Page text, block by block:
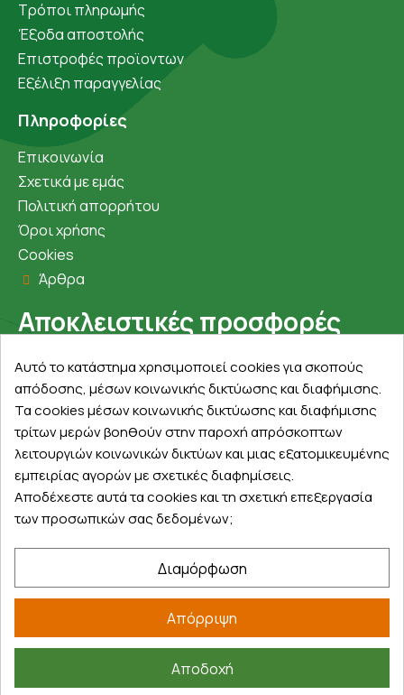
Τρόποι πληρωμής
Έξοδα αποστολής
Επιστροφές προϊοντων
Εξέλιξη παραγγελίας
Πληροφορίες
Επικοινωνία
Σχετικά με εμάς
Πολιτική απορρήτου
Όροι χρήσης
Cookies
Άρθρα
Αποκλειστικές προσφορές
Εγγραφείτε με το email σας για να ενημερώνεστε
πρώτοι για προσφορές, διαγωνισμούς, εκπτωτικούς
κωδικούς και μοναδικά δώρα!
Βρείτε μας στα social
©2026farmakeioexpress.gr
Αυτό το κατάστημα χρησιμοποιεί cookies για σκοπούς
απόδοσης, μέσων κοινωνικής δικτύωσης και διαφήμισης.
Τα cookies μέσων κοινωνικής δικτύωσης και διαφήμισης
τρίτων μερών βοηθούν στην παροχή απρόσκοπτων
λειτουργιών κοινωνικών δικτύων και μιας εξατομικευμένης
εμπειρίας αγορών με σχετικές διαφημίσεις.
Αποδέχεστε αυτά τα cookies και τη σχετική επεξεργασία
των προσωπικών σας δεδομένων;
Διαμόρφωση
Απόρριψη
Αποδοχή